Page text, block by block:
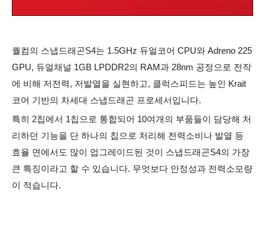
퀄컴의 스냅드래곤S4는 1.5GHz 듀얼코어 CPU와 Adreno 225
GPU, 듀얼채널 1GB LPDDR2의 RAM과 28nm 공정으로 전작
에 비해 저전력, 저발열을 실현하고, 클럭스피드는 높인 Krait
코어 기반의 차세대 스냅드래곤 프로세서입니다.
특히 2칩에서 1칩으로 통합되어 10여개의 부품들이 담당해 처
리하던 기능을 단 하나의 칩으로 처리해 전력소비나 발열 등
효율 면에서도 많이 업그레이드된 것이 스냅드래곤S4의 가장
큰 특징이라고 할 수 있습니다. 무엇보다 안정성과 전력소모량
이 적습니다.